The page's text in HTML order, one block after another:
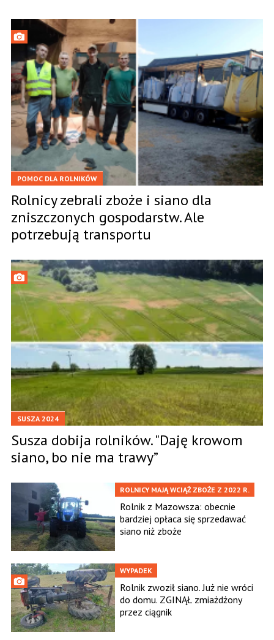
POMOC DLA ROLNIKÓW
Rolnicy zebrali zboże i siano dla
zniszczonych gospodarstw. Ale
potrzebują transportu
SUSZA 2024
Susza dobija rolników. "Daję krowom
siano, bo nie ma trawy”
ROLNICY MAJĄ WCIĄŻ ZBOŻE Z 2022 R.
Rolnik z Mazowsza: obecnie
bardziej opłaca się sprzedawać
siano niż zboże
WYPADEK
Rolnik zwoził siano. Już nie wróci
do domu. ZGINĄŁ zmiażdżony
przez ciągnik